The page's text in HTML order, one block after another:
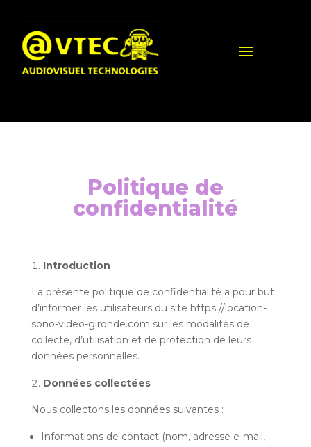
Politique de
confidentialité
Introduction
La présente politique de confidentialité a pour but
d’informer les utilisateurs du site https://location-
sono-video-gironde.com sur les modalités de
collecte, d’utilisation et de protection de leurs
données personnelles.
Données collectées
Nous collectons les données suivantes :
Informations de contact (nom, adresse e-mail,